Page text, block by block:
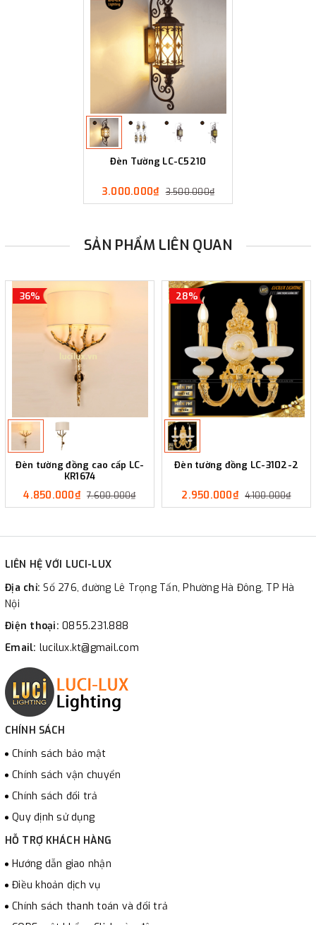
Đèn Tường LC-C5210
3.000.000₫ 3.500.000₫
SẢN PHẨM LIÊN QUAN
36%
Đèn tường đồng cao cấp LC-
KR1674
4.850.000₫ 7.600.000₫
28%
Đèn tường đồng LC-3102-2
2.950.000₫ 4.100.000₫
LIÊN HỆ VỚI LUCI-LUX
Địa chỉ:Số 276, đường Lê Trọng Tấn, Phường Hà Đông, TP Hà
Nội
Điện thoại: 0855.231.888
Email: lucilux.kt@gmail.com
CHÍNH SÁCH
Chính sách bảo mật
Chính sách vận chuyển
Chính sách đổi trả
Quy định sử dụng
HỖ TRỢ KHÁCH HÀNG
Hướng dẫn giao nhận
Điều khoản dịch vụ
Chính sách thanh toán và đổi trả